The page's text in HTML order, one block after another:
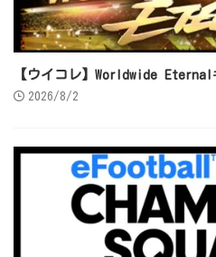
【ウイコレ】Worldwide
2026/8/2